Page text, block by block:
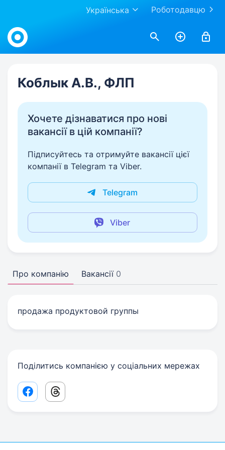
Роботодавцю
Українська
Work.ua
Коблык А.В., ФЛП
Хочете дізнаватися про нові
вакансії в цій компанії?
Підписуйтесь та отримуйте вакансії цієї
компанії в Telegram та Viber.
Telegram
Viber
Про компанію Вакансії 0
продажа продуктовой группы
Поділитись компанією у соціальних мережах
Facebook share link
Threads share link